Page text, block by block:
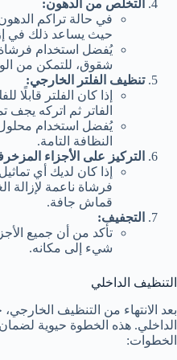
التخلص من الدهون:
في حالة تراكم
حيث يساعد ذلك في
يُفضل استخدام فرشاة
شقوق، للتمكن من
تنظيف الفلتر الخارجي:
إذا كان الفلتر قابلًا
الفاتر ثم اتركه يجف
يُفضل استخدام
النظافة التامة.
التركيز على الأجزاء
إذا كان لديك أي
فرشاة ناعمة لإزالة
قماش جافة.
التجفيف:
تأكد من أن جميع
شيء إلى مكانه.
التنظيف الداخلي
بعد الانتهاء من التنظيف
الداخلي. هذه الخطوة حيوية
الخطوات: